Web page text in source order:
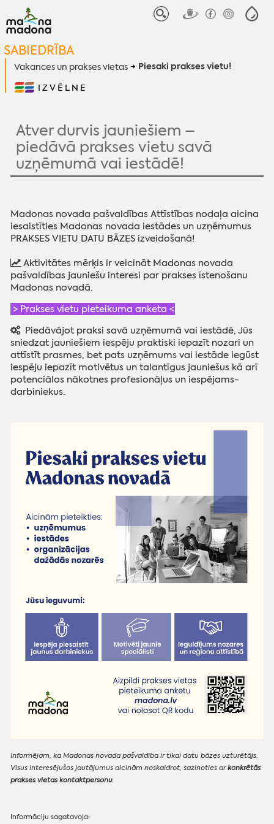
SABIEDRĪBA
Vakances un prakses vietas Piesaki prakses vietu!
IZVĒLNE
Atver durvis jauniešiem –
piedāvā prakses vietu savā
uzņēmumā vai iestādē!
Madonas novada pašvaldības Attīstības nodaļa aicina
iesaistīties Madonas novada iestādes un uzņēmumus
PRAKSES VIETU DATU BĀZES izveidošanā!
Aktivitātes mērķis ir veicināt Madonas novada
pašvaldības jauniešu interesi par prakses īstenošanu
Madonas novadā.
> Prakses vietu pieteikuma anketa <
Piedāvājot praksi savā uzņēmumā vai iestādē, Jūs
sniedzat jauniešiem iespēju praktiski iepazīt nozari un
attīstīt prasmes, bet pats uzņēmums vai iestāde iegūst
iespēju iepazīt motivētus un talantīgus jauniešus kā arī
potenciālos nākotnes profesionāļus un iespējams-
darbiniekus.
Informējam, ka Madonas novada pašvaldība ir tikai datu bāzes uzturētājs.
Visus interesējušos jautājumus aicinām noskaidrot, sazinoties arkonkrētās
prakses vietas kontaktpersonu.
Informāciju sagatavoja: